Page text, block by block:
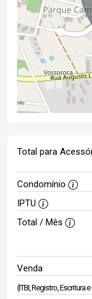
Total para
Condomínio
IPTU
Total / Mês
Venda
(ITBI, Registro, Escritura